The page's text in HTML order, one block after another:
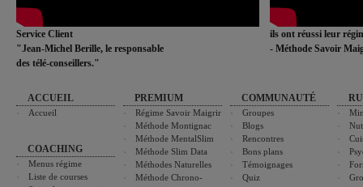
Service Client
"Jean-Michel Berille, le responsable
des télé-conseillers."
ils ont réussi leur
- Méthode Savoir
ACCUEIL
Accueil
COACHING
Menus régime
Liste de courses
PREMIUM
Régime Savoir Maigrir
Méthode Montignac
Méthode MentalSlim
Méthode Slim Data
Méthodes Naturelles
Méthode Chrono-
COMMUNAUTÉ
Groupes
Blogs
Rencontres
Bons plans
Témoignages
Quiz